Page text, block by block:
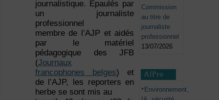
journalistique. Epaulés par
un journaliste
professionnel
membre de l’AJP et aidés
par le matériel
pédagogique des JFB
(Journaux
francophones belges) et
de l’AJP, les reporters en
herbe se sont mis au
Commission
au titre de
journaliste
professionnel
13/07/2026
AJPro
Environnement,